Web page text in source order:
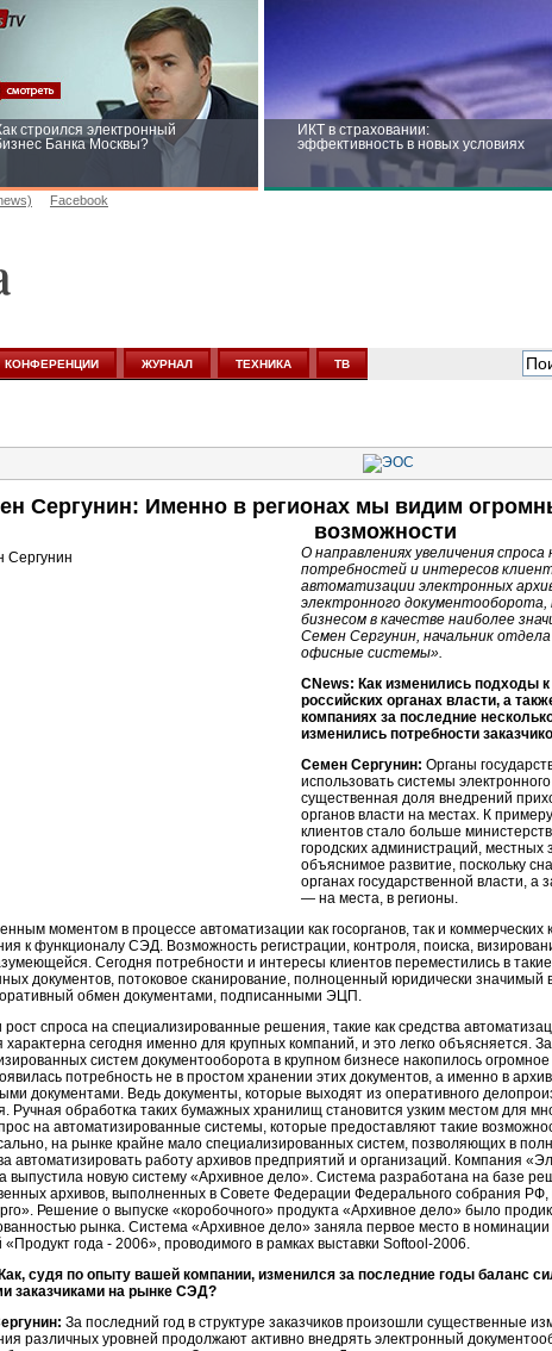
строился электронный
Банка Москвы?
ИКТ в страховании:
эффективность в новых условиях
новых условиях
Facebook
КОНФЕРЕНЦИИ ЖУРНАЛ ТЕХНИКА ТВ
Сергунин: Именно в регионах мы видим
возможности
О направлениях увеличения
потребностей и интересов
автоматизации электронных
электронного
бизнесом в качестве наиболее
Семен Сергунин, начальник
офисные системы».
CNews: Как изменились подходы
российских органах власти, а
компаниях за последние
изменились потребности
Семен Сергунин: Органы
использовать системы
существенная доля внедрений
органов власти на местах. К
клиентов стало больше
городских администраций,
объяснимое развитие, поскольку
органах государственной власти, а
— на места, в регионы.
моментом в процессе автоматизации как госорганов, так и
к функционалу СЭД. Возможность регистрации, контроля, поиска,
Сегодня потребности и интересы клиентов переместились в
документов, потоковое сканирование, полноценный юридически значимый
обмен документами, подписанными ЭЦП.
рост спроса на специализи­рованные решения, такие как средства
характерна сегодня именно для крупных компаний, и это легко объясняется.
систем документооборота в крупном бизнесе накопилось
потребность не в простом хранении этих документов, а именно в
документами. Ведь документы, которые выходят из оперативного
Ручная обработка таких бумажных хранилищ становится узким местом для
на автоматизированные системы, которые предоставляют такие
на рынке крайне мало специализированных систем, позволяющих в
автоматизировать работу архивов предприятий и организаций. Компания
выпустила новую систему «Архивное дело». Система разработана на базе
архивов, выполненных в Совете Федерации Федерального собрания
Решение о выпуске «коробочного» продукта «Архивное дело» было
рынка. Система «Архивное дело» заняла первое место в
года - 2006», проводимого в рамках выставки Softool-2006.
судя по опыту вашей компании, изменился за последние годы баланс
заказчиками на рынке СЭД?
За последний год в структуре заказчиков произошли существенные
различных уровней продолжают активно внедрять электронный